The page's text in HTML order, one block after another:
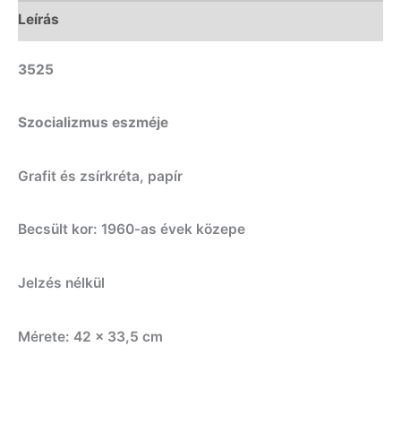
Leírás
3525
Szocializmus eszméje
Grafit és zsírkréta, papír
Becsült kor: 1960-as évek közepe
Jelzés nélkül
Mérete: 42 x 33,5 cm